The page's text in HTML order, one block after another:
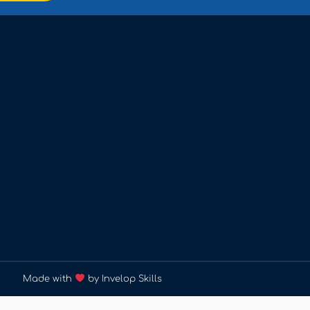
Made with by Invelop Skills